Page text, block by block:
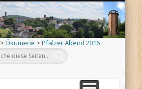
> Ökumene > Pfälzer Abend 2016
DEHÄM
AKTUELLES
TERMINE
ORTSINFO
SCHÄÄ
LÄÄWE
KIRCHEN
VEREINE
ARCHIV
LINKS